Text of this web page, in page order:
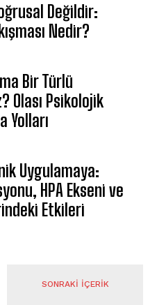
Değildir:
Nedir?
Bir Türlü
Olası Psikolojik
Yolları
Uygulamaya:
HPA Ekseni ve
Etkileri
SONRAKI İÇERIK